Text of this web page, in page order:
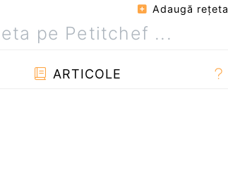
Adaugă reţeta
ARTICOLE